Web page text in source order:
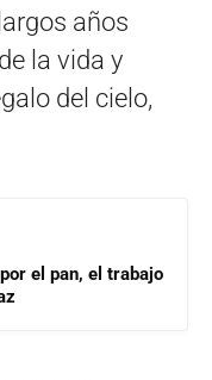
años
la vida y
del cielo,
el pan, el trabajo